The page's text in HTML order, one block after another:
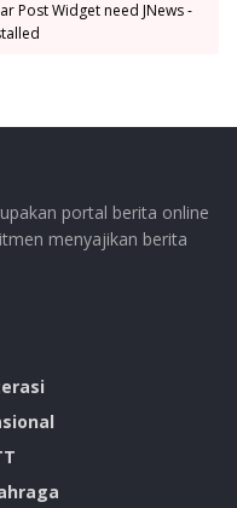
Post Widget need JNews -
portal berita online
menyajikan berita